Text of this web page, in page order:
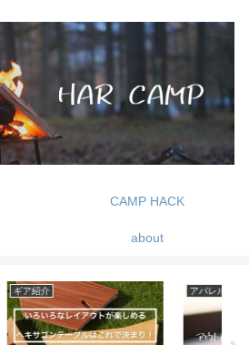
CAMP HACK
about
アパレル・小物